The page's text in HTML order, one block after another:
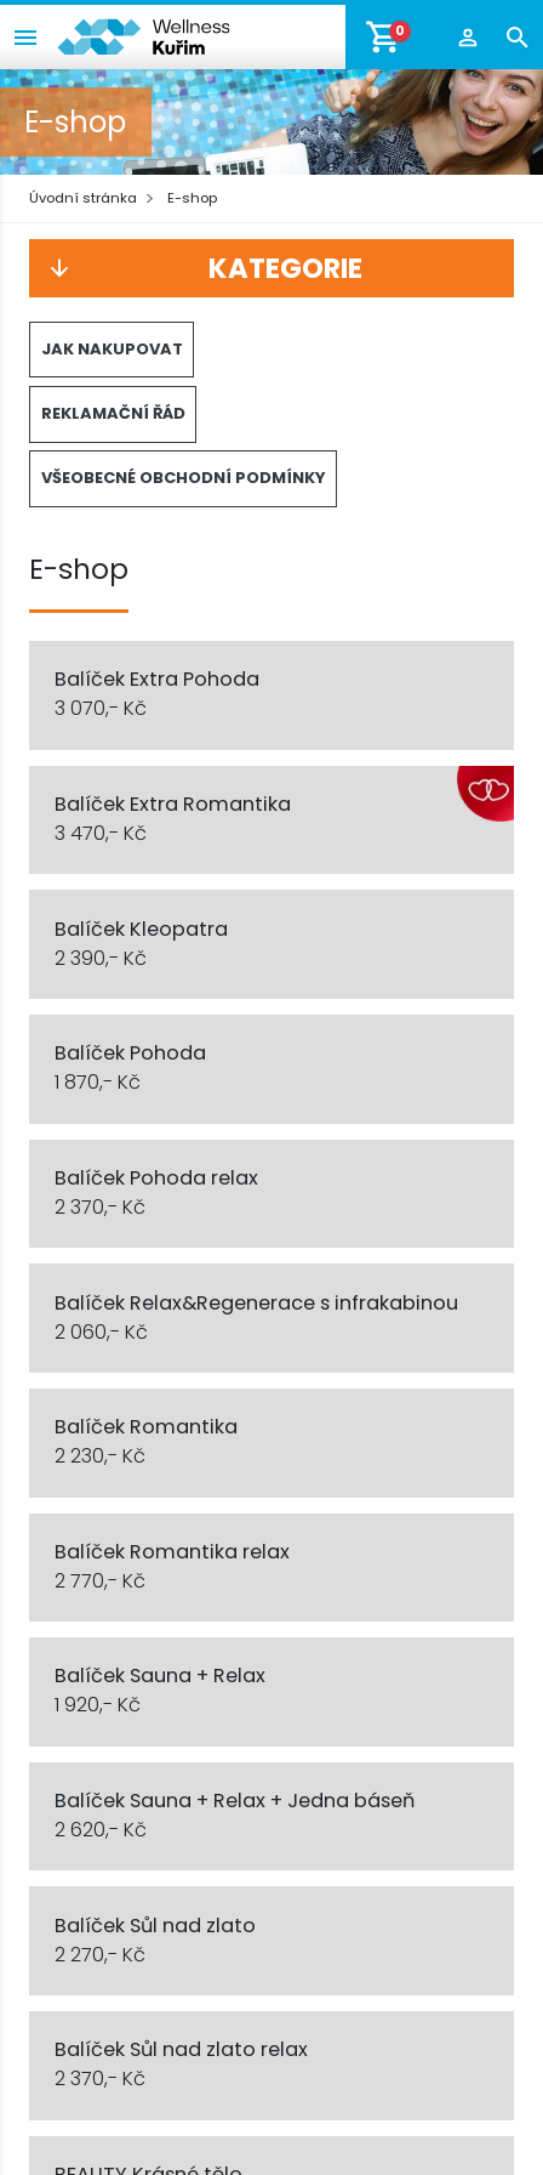
0
E-shop
Úvodní stránka E-shop
KATEGORIE
JAK NAKUPOVAT
REKLAMAČNÍ ŘÁD
VŠEOBECNÉ OBCHODNÍ PODMÍNKY
E-shop
Balíček Extra Pohoda
3 070,- Kč
Balíček Extra Romantika
3 470,- Kč
Balíček Kleopatra
2 390,- Kč
Balíček Pohoda
1 870,- Kč
Balíček Pohoda relax
2 370,- Kč
Balíček Relax&Regenerace s infrakabinou
2 060,- Kč
Balíček Romantika
2 230,- Kč
Balíček Romantika relax
2 770,- Kč
Balíček Sauna + Relax
1 920,- Kč
Balíček Sauna + Relax + Jedna báseň
2 620,- Kč
Balíček Sůl nad zlato
2 270,- Kč
Balíček Sůl nad zlato relax
2 370,- Kč